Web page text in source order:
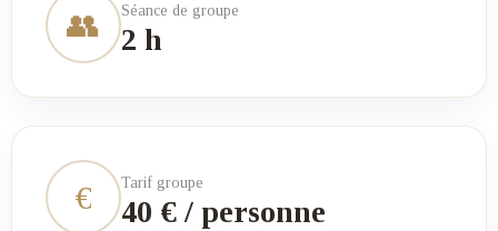
👥 Séance de groupe
2 h
€ Tarif groupe
40 € / personne